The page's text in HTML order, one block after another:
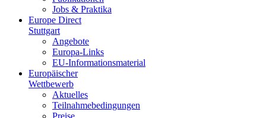
Jobs & Praktika
Europe Direct
Stuttgart
Angebote
Europa-Links
EU-Informationsmaterial
Europäischer
Wettbewerb
Aktuelles
Teilnahme­bedingungen
Preise